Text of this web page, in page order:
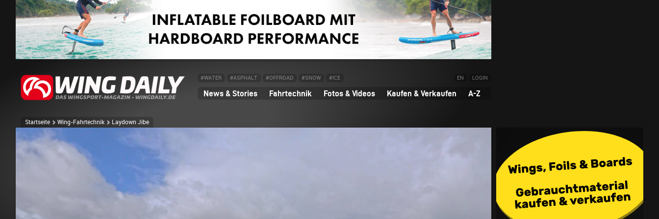
#WATER #ASPHALT #OFFROAD #SNOW #ICE EN LOGIN
News & Stories Fahrtechnik Fotos & Videos Kaufen & Verkaufen A-Z
Startseite Wing-Fahrtechnik Laydown Jibe